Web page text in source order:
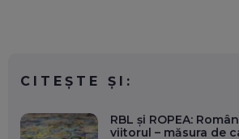
CITEȘTE ȘI:
RBL și ROPEA:
viitorul – măsura de